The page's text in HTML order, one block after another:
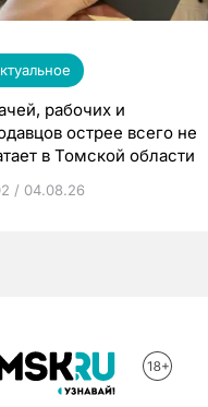
рабочих и
острее всего не
в Томской области
/ 04.08.26